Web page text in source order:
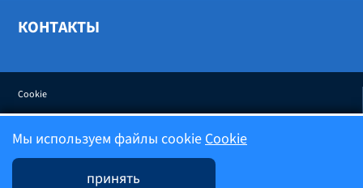
КОНТАКТЫ
Cookie
Политика конфиденциальности
Мы используем файлы cookieCookie
принять